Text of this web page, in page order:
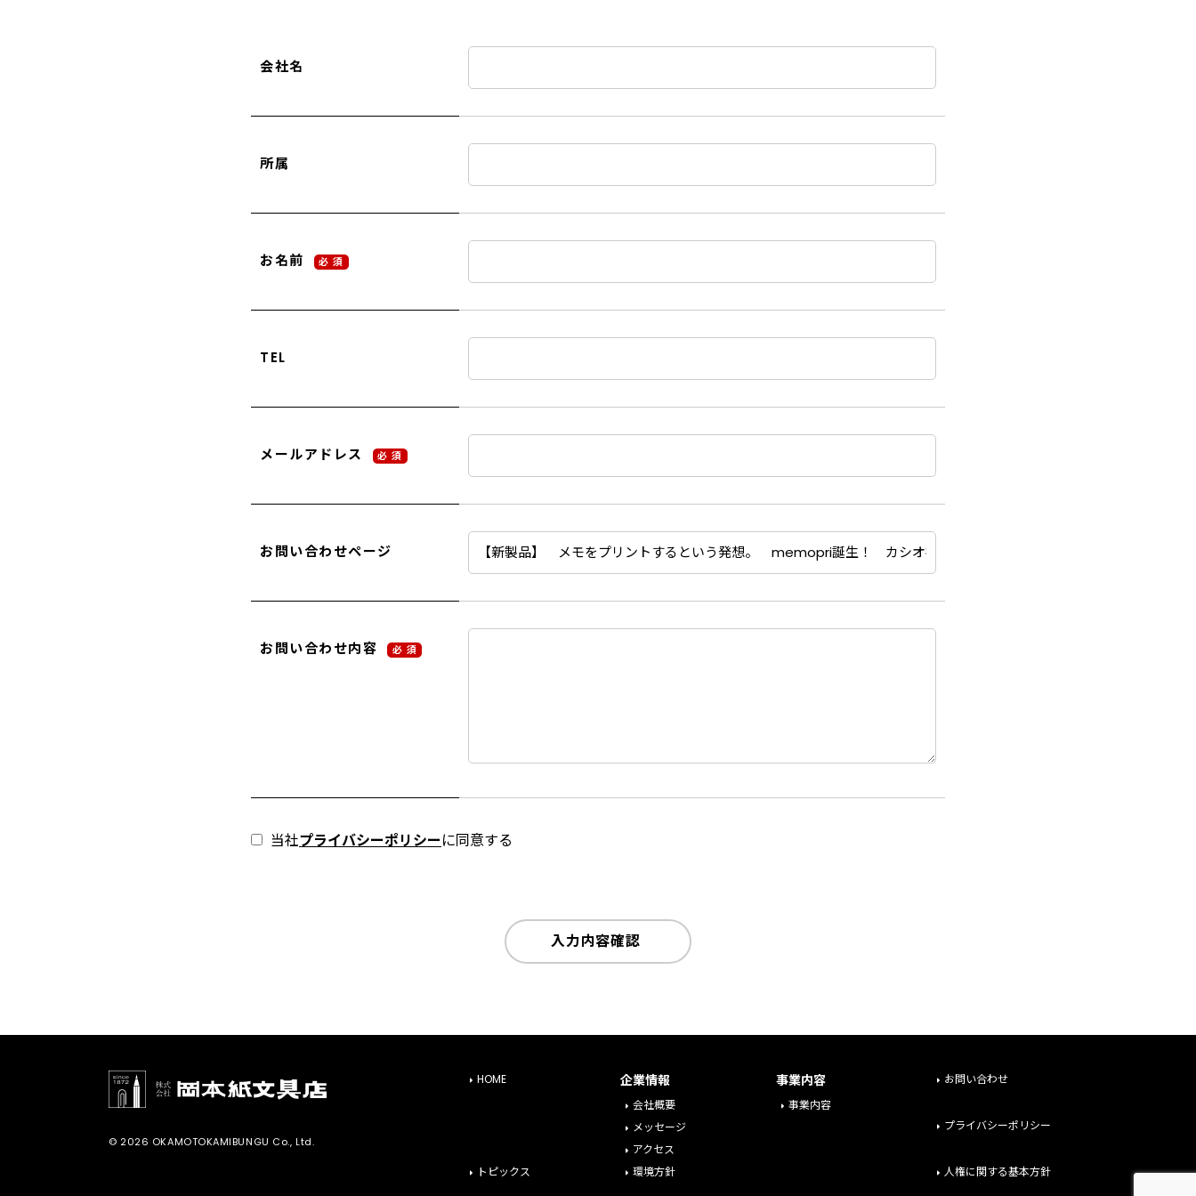
会社名
所属
お名前 必 須
TEL
メールアドレス 必 須
お問い合わせページ
お問い合わせ内容 必 須
当社プライバシーポリシーに同意する
入力内容確認
© 2026 OKAMOTOKAMIBUNGU Co., Ltd.
HOME
トピックス
企業情報
会社概要
メッセージ
アクセス
環境方針
事業内容
事業内容
お問い合わせ
プライバシーポリシー
人権に関する基本方針